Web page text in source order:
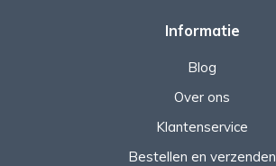
Informatie
Blog
Over ons
Klantenservice
Bestellen en verzenden